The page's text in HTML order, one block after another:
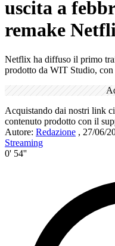
uscita a
remake
Netflix ha diffuso il primo
prodotto da WIT Studio,
Acquistando dai nostri link
contenuto prodotto con il
Autore: Redazione , 27/06/
Streaming
0' 54''